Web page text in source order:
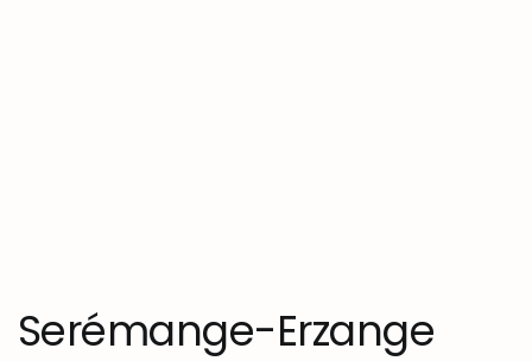
Serémange-Erzange